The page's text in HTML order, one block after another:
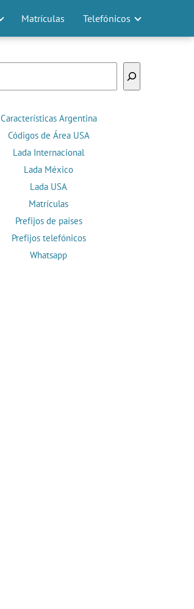
Matrículas Telefónicos
Características Argentina
Códigos de Área USA
Lada Internacional
Lada México
Lada USA
Matrículas
Prefijos de países
Prefijos telefónicos
Whatsapp